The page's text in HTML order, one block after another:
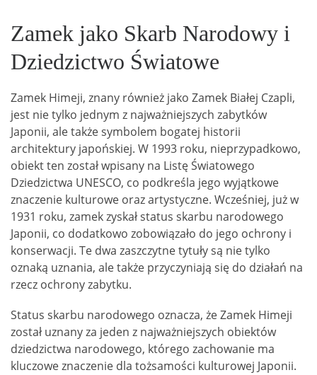
Zamek jako Skarb Narodowy i
Dziedzictwo Światowe
Zamek Himeji, znany również jako Zamek Białej Czapli,
jest nie tylko jednym z najważniejszych zabytków
Japonii, ale także symbolem bogatej historii
architektury japońskiej. W 1993 roku, nieprzypadkowo,
obiekt ten został wpisany na Listę Światowego
Dziedzictwa UNESCO, co podkreśla jego wyjątkowe
znaczenie kulturowe oraz artystyczne. Wcześniej, już w
1931 roku, zamek zyskał status skarbu narodowego
Japonii, co dodatkowo zobowiązało do jego ochrony i
konserwacji. Te dwa zaszczytne tytuły są nie tylko
oznaką uznania, ale także przyczyniają się do działań na
rzecz ochrony zabytku.
Status skarbu narodowego oznacza, że Zamek Himeji
został uznany za jeden z najważniejszych obiektów
dziedzictwa narodowego, którego zachowanie ma
kluczowe znaczenie dla tożsamości kulturowej Japonii.